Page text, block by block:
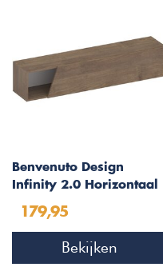
Benvenuto Design
Infinity 2.0 Horizontaal
Afgeschuind
179,95
Bekijken